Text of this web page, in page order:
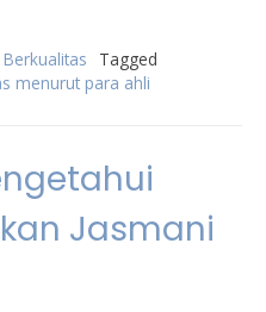
Tagged
menurut para ahli
Jasmani